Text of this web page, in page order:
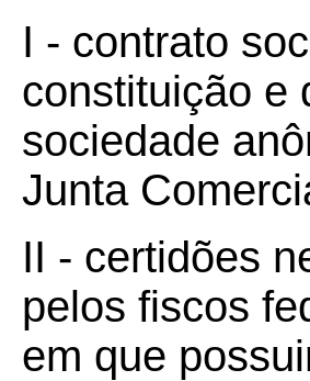
I - contrato
constituição e
sociedade
Junta
II - certidões
pelos fiscos
em que